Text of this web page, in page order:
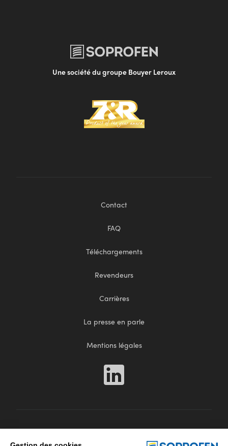
Une société du groupe Bouyer Leroux
Contact
FAQ
Téléchargements
Revendeurs
Carrières
La presse en parle
Mentions légales